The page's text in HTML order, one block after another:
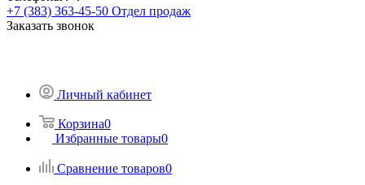
+7 (383) 363-45-50 Отдел продаж
Заказать звонок
Личный кабинет
Корзина0
Избранные товары0
Сравнение товаров0